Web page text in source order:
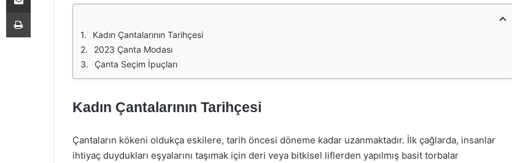
Kadın Çantalarının Tarihçesi
2023 Çanta Modası
Çanta Seçim İpuçları
Kadın Çantalarının Tarihçesi
Çantaların kökeni oldukça eskilere, tarih öncesi döneme kadar uzanmaktadır. İlk çağlarda, insanlar
ihtiyaç duydukları eşyalarını taşımak için deri veya bitkisel liflerden yapılmış basit torbalar